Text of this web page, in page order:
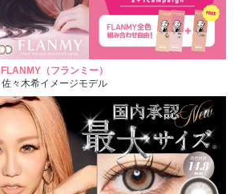
FLANMY（フランミー）
佐々木希イメージモデル